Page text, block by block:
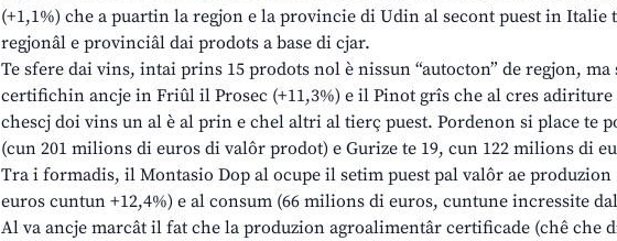
(+1,1%) che a puartin la regjon e la provincie di Udin al secont puest in Italie
regjonâl e provinciâl dai prodots a base di cjar.
Te sfere dai vins, intai prins 15 prodots nol è nissun “autocton” de regjon,
certifichin ancje in Friûl il Prosec (+11,3%) e il Pinot grîs che al cres adiriture
chescj doi vins un al è al prin e chel altri al tierç puest. Pordenon si place te
(cun 201 milions di euros di valôr prodot) e Gurize te 19, cun 122 milions di
Tra i formadis, il Montasio Dop al ocupe il setim puest pal valôr ae
euros cuntun +12,4%) e al consum (66 milions di euros, cuntune incressite
Al va ancje marcât il fat che la produzion agroalimentâr certificade (chê che